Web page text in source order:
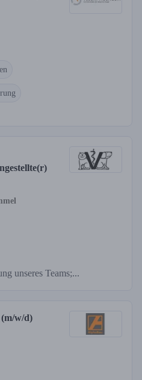
unseres Teams;...
w/d)